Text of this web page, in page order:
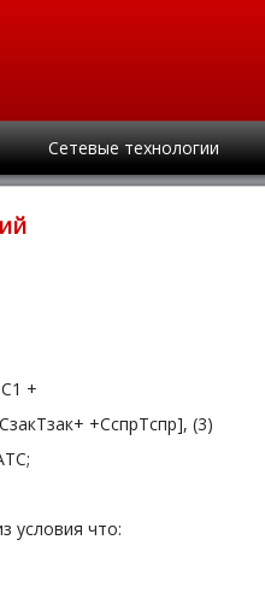
Сетевые технологии
+
+CспрTспр], (3)
условия что: